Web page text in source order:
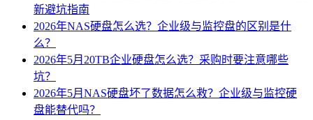
新避坑指南
2026年NAS硬盘怎么选？企业级与监控盘的区别是什
么？
2026年5月20TB企业硬盘怎么选？采购时要注意哪些
坑？
2026年5月NAS硬盘坏了数据怎么救？企业级与监控硬
盘能替代吗？